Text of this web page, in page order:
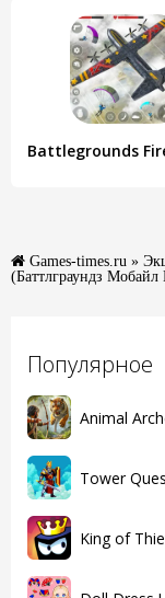
Популярное
Animal
Tower
King of
Games-times.ru »
(Баттлграундз